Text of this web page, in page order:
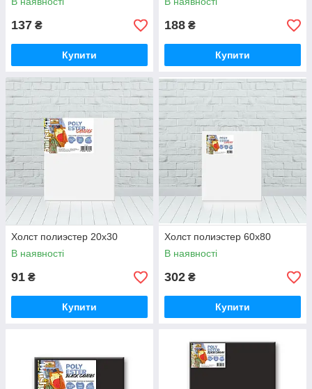
137 ₴
Купити
188 ₴
Купити
Холст полиэстер 20х30
В наявності
91 ₴
Купити
Холст полиэстер 60х80
В наявності
302 ₴
Купити